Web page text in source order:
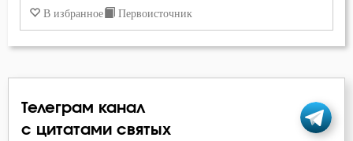
Здоровье
Исповедь
В избранное Первоисточник
Телеграм канал
с цитатами святых